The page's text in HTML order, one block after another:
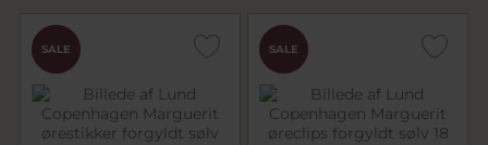
PRIS
SALE
PRIS
SALE